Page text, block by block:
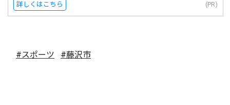
詳しくはこちら (PR)
#スポーツ #藤沢市